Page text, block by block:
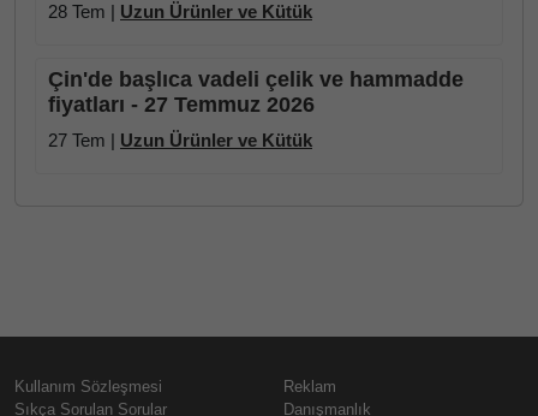
28 Tem | Uzun Ürünler ve Kütük
Çin'de başlıca vadeli çelik ve hammadde
fiyatları - 27 Temmuz 2026
27 Tem | Uzun Ürünler ve Kütük
Kullanım Sözleşmesi
Sıkça Sorulan Sorular
Reklam
Danışmanlık